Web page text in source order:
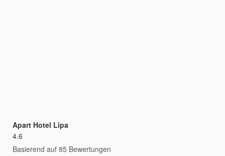
Apart Hotel Lipa
4.6
Basierend auf 85 Bewertungen